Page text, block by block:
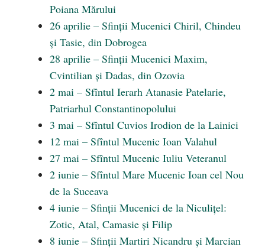
Poiana Mărului
26 aprilie – Sfinții Mucenici Chiril, Chindeu
și Tasie, din Dobrogea
28 aprilie – Sfinții Mucenici Maxim,
Cvintilian și Dadas, din Ozovia
2 mai – Sfîntul Ierarh Atanasie Patelarie,
Patriarhul Constantinopolului
3 mai – Sfîntul Cuvios Irodion de la Lainici
12 mai – Sfîntul Mucenic Ioan Valahul
27 mai – Sfîntul Mucenic Iuliu Veteranul
2 iunie – Sfîntul Mare Mucenic Ioan cel Nou
de la Suceava
4 iunie – Sfinții Mucenici de la Niculițel:
Zotic, Atal, Camasie și Filip
8 iunie – Sfinții Martiri Nicandru și Marcian